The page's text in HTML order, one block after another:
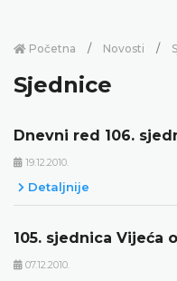
Početna Novosti
Sjednice
Dnevni red 106.
19.12.2010.
Detaljnije
105. sjednica Vijeća
07.12.2010.